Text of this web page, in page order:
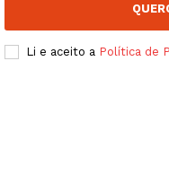
Li e aceito a Política de